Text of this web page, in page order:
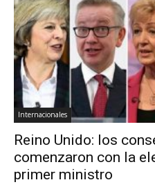
Internacionales
Reino Unido: los
comenzaron con la
primer ministro